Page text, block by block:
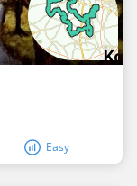
Easy